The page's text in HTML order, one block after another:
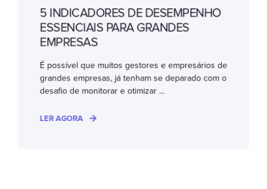
5 INDICADORES DE DESEMPENHO
ESSENCIAIS PARA GRANDES
EMPRESAS
É possível que muitos gestores e empresários de
grandes empresas, já tenham se deparado com o
desafio de monitorar e otimizar ...
LER AGORA